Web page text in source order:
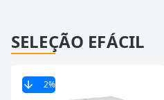
SELEÇÃO EFÁCIL
2%